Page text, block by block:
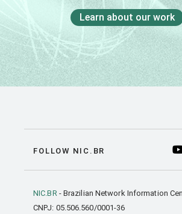
Learn about our work
FOLLOW NIC.BR
NIC.BR- Brazilian Network Information
CNPJ: 05.506.560/0001-36